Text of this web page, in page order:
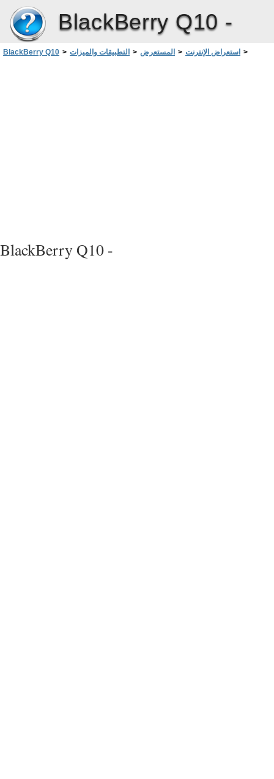
BlackBerry Q10 -
BlackBerry Q10 > التطبيقات والميزات > المستعرض > استعراض الإنترنت >
BlackBerry Q10 -